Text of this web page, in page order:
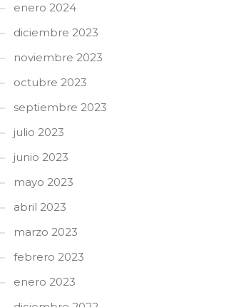
enero 2024
diciembre 2023
noviembre 2023
octubre 2023
septiembre 2023
julio 2023
junio 2023
mayo 2023
abril 2023
marzo 2023
febrero 2023
enero 2023